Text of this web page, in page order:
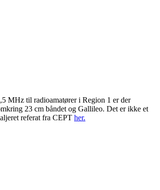
MHz til radioamatører i Region 1 er der
23 cm båndet og Gallileo. Det er ikke et
referat fra CEPT her.